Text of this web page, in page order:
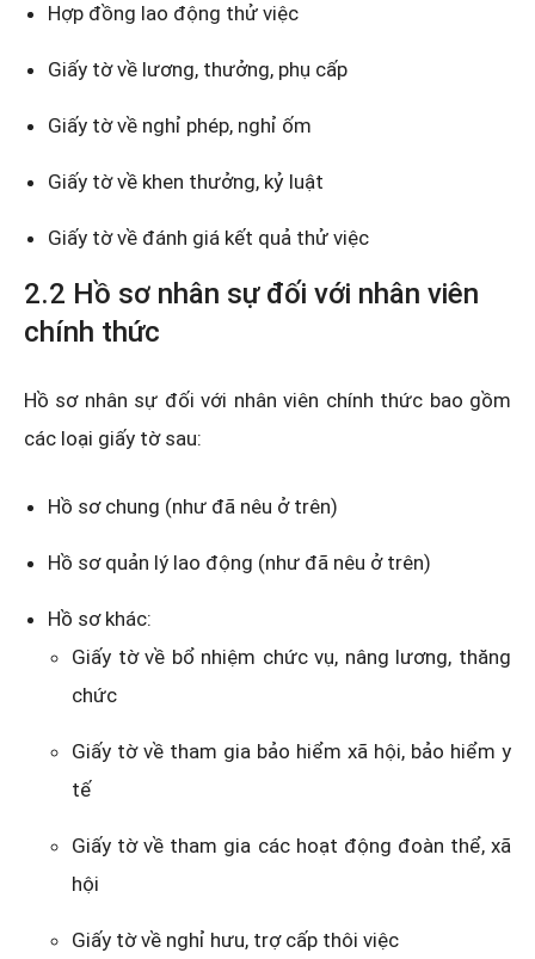
Hợp đồng lao động thử việc
Giấy tờ về lương, thưởng, phụ cấp
Giấy tờ về nghỉ phép, nghỉ ốm
Giấy tờ về khen thưởng, kỷ luật
Giấy tờ về đánh giá kết quả thử việc
2.2 Hồ sơ nhân sự đối với nhân viên
chính thức
Hồ sơ nhân sự đối với nhân viên chính thức bao gồm
các loại giấy tờ sau:
Hồ sơ chung (như đã nêu ở trên)
Hồ sơ quản lý lao động (như đã nêu ở trên)
Hồ sơ khác:
Giấy tờ về bổ nhiệm chức vụ, nâng lương, thăng
chức
Giấy tờ về tham gia bảo hiểm xã hội, bảo hiểm y
tế
Giấy tờ về tham gia các hoạt động đoàn thể, xã
hội
Giấy tờ về nghỉ hưu, trợ cấp thôi việc